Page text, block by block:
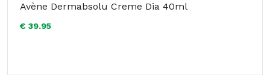
Avène Dermabsolu Creme Dia 40ml
€ 39.95